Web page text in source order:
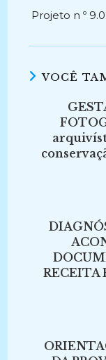
Projeto n º
VOCÊ
RECEITA